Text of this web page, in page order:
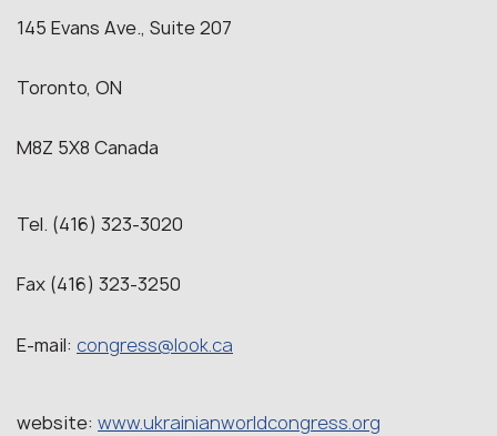
145 Evans Ave., Suite 207
Toronto, ON
M8Z 5X8 Canada
Tel. (416) 323-3020
Fax (416) 323-3250
E-mail: congress@look.ca
website: www.ukrainianworldcongress.org